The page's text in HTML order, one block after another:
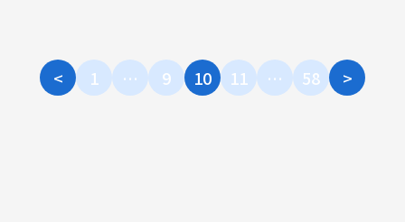
< 1 … 9 10 11 … 58 >